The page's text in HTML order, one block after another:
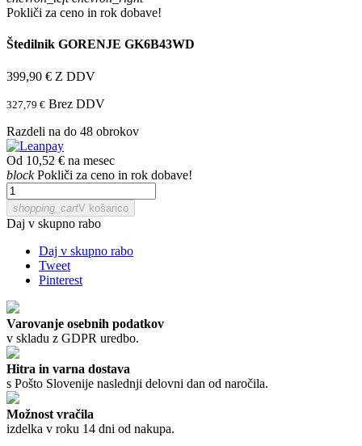
Pokliči za ceno in rok dobave!
Štedilnik GORENJE GK6B43WD
399,90 € Z DDV
327,79 € Brez DDV
Razdeli na do 48 obrokov
Od 10,52 € na mesec
blockPokliči za ceno in rok dobave!
shopping_cartV košarico
Daj v skupno rabo
Daj v skupno rabo
Tweet
Pinterest
Varovanje osebnih podatkov
v skladu z GDPR uredbo.
Hitra in varna dostava
s Pošto Slovenije naslednji delovni dan od naročila.
Možnost vračila
izdelka v roku 14 dni od nakupa.